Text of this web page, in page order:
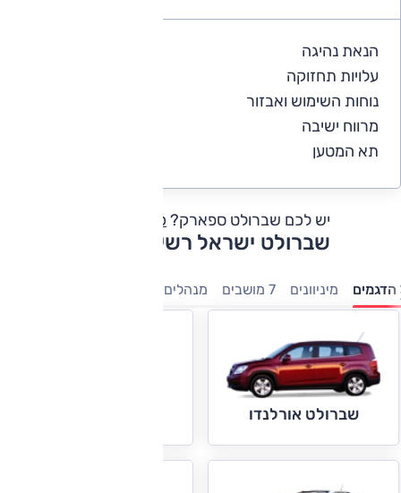
הנאת נהיגה
עלויות תחזוקה
נוחות השימוש ואבזור
מרווח ישיבה
תא המטען
יש לכם שברולט ספארק? כתבו חוות דעת
שברולט ישראל רשימת דגמים
הדגמים מיניוונים 7 מושבים מנהלים
שברולט אורלנדו